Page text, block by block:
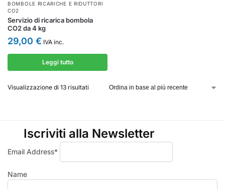
BOMBOLE RICARICHE E RIDUTTORI
CO2
Servizio di ricarica bombola
CO2 da 4 kg
29,00 € IVA inc.
Leggi tutto
Visualizzazione di 13 risultati
Iscriviti alla Newsletter
Email Address*
Name